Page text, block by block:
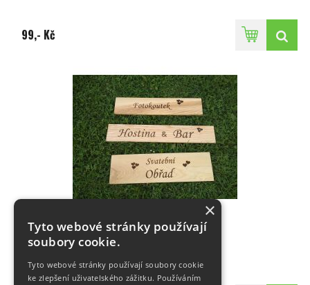
99,- Kč
skladem
×
Tyto webové stránky používají
soubory cookie.
Tyto webové stránky používají soubory cookie
ke zlepšení uživatelského zážitku. Používáním